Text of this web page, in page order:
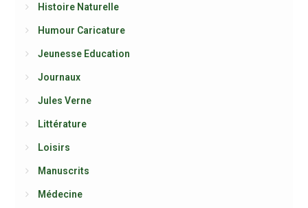
Histoire Naturelle
Humour Caricature
Jeunesse Education
Journaux
Jules Verne
Littérature
Loisirs
Manuscrits
Médecine